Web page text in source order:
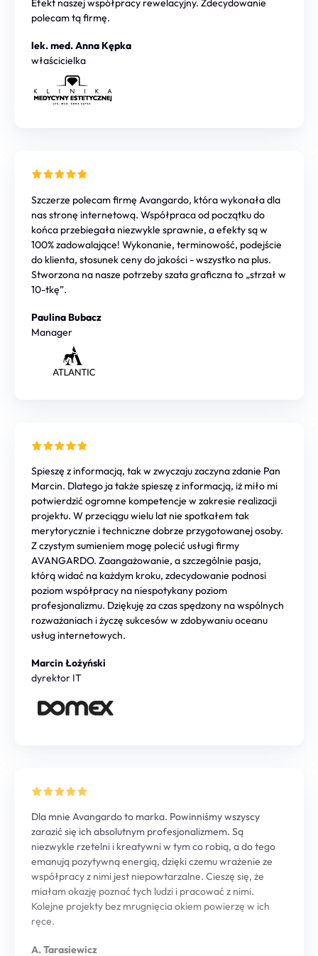
Efekt naszej współpracy rewelacyjny. Zdecydowanie
polecam tą firmę.
lek. med. Anna Kępka
właścicielka
Szczerze polecam firmę Avangardo, która wykonała dla
nas stronę internetową. Współpraca od początku do
końca przebiegała niezwykle sprawnie, a efekty są w
100% zadowalające! Wykonanie, terminowość, podejście
do klienta, stosunek ceny do jakości - wszystko na plus.
Stworzona na nasze potrzeby szata graficzna to „strzał w
10-tkę”.
Paulina Bubacz
Manager
Spieszę z informacją, tak w zwyczaju zaczyna zdanie Pan
Marcin. Dlatego ja także spieszę z informacją, iż miło mi
potwierdzić ogromne kompetencje w zakresie realizacji
projektu. W przeciągu wielu lat nie spotkałem tak
merytorycznie i techniczne dobrze przygotowanej osoby.
Z czystym sumieniem mogę polecić usługi firmy
AVANGARDO. Zaangażowanie, a szczególnie pasja,
którą widać na każdym kroku, zdecydowanie podnosi
poziom współpracy na niespotykany poziom
profesjonalizmu. Dziękuję za czas spędzony na wspólnych
rozważaniach i życzę sukcesów w zdobywaniu oceanu
usług internetowych.
Marcin Łożyński
dyrektor IT
Dla mnie Avangardo to marka. Powinniśmy wszyscy
zarazić się ich absolutnym profesjonalizmem. Są
niezwykle rzetelni i kreatywni w tym co robią, a do tego
emanują pozytywną energią, dzięki czemu wrażenie ze
współpracy z nimi jest niepowtarzalne. Cieszę się, że
miałam okazję poznać tych ludzi i pracować z nimi.
Kolejne projekty bez mrugnięcia okiem powierzę w ich
ręce.
A. Tarasiewicz